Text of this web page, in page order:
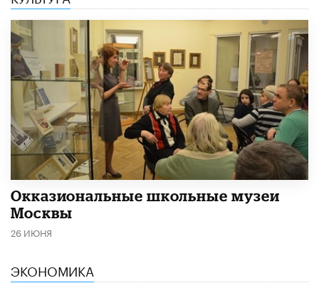
​Окказиональные школьные музеи
Москвы
26 ИЮНЯ
ЭКОНОМИКА